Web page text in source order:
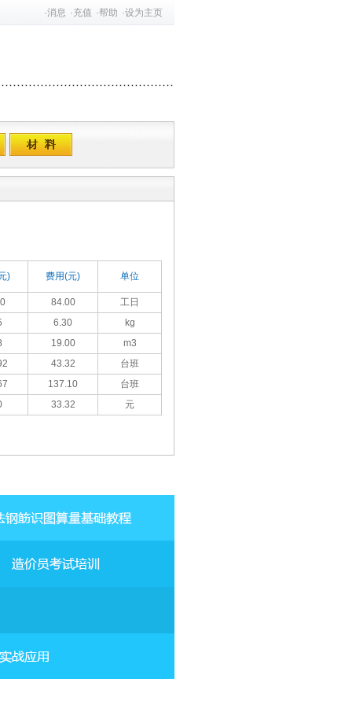
·消息 ·充值 ·帮助 ·设为主页
) 费用(元) 单位
84.00 工日
6.30
kg
19.00 m3
43.32
台班
137.10
台班
33.32 元